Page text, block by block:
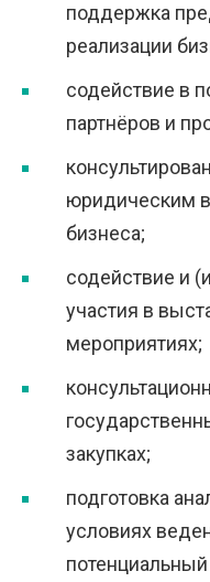
поддержка
реализации
содействие в
партнёров и
юридическим
бизнеса;
содействие и
участия в
мероприятиях;
закупках;
подготовка
условиях